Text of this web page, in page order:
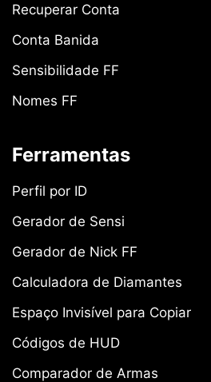
Recuperar Conta
Conta Banida
Sensibilidade FF
Nomes FF
Ferramentas
Perfil por ID
Gerador de Sensi
Gerador de Nick FF
Calculadora de Diamantes
Espaço Invisível para Copiar
Códigos de HUD
Comparador de Armas